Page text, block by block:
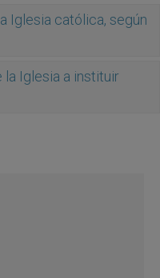
Iglesia católica, según
la Iglesia a instituir